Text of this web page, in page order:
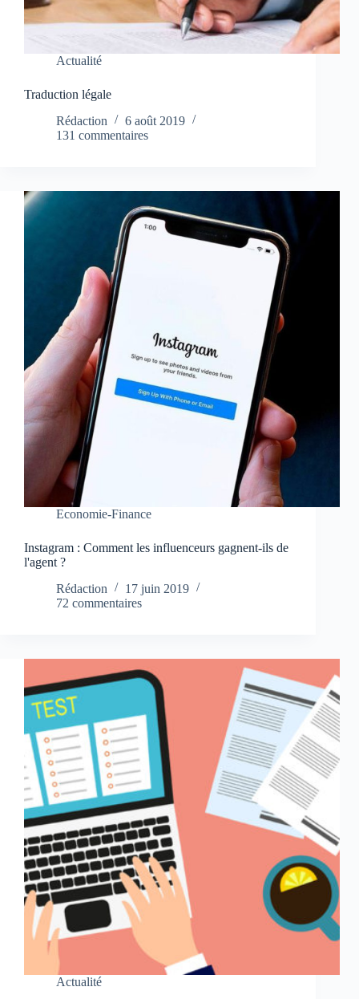
Actualité
Traduction légale
Rédaction
6 août 2019
131 commentaires
Economie-Finance
Instagram : Comment les influenceurs gagnent-ils de
l'agent ?
Rédaction
17 juin 2019
72 commentaires
Actualité